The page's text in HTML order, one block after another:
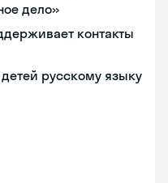
дело»
контакты
русскому языку